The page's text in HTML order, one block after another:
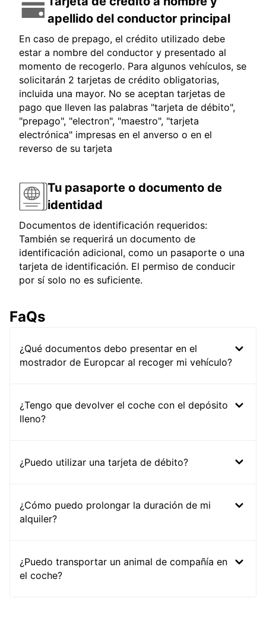
apellido del conductor principal
En caso de prepago, el crédito utilizado debe
estar a nombre del conductor y presentado al
momento de recogerlo. Para algunos vehículos, se
solicitarán 2 tarjetas de crédito obligatorias,
incluida una mayor. No se aceptan tarjetas de
pago que lleven las palabras "tarjeta de débito",
"prepago", "electron", "maestro", "tarjeta
electrónica" impresas en el anverso o en el
reverso de su tarjeta
Tu pasaporte o documento de
identidad
Documentos de identificación requeridos:
También se requerirá un documento de
identificación adicional, como un pasaporte o una
tarjeta de identificación. El permiso de conducir
por sí solo no es suficiente.
FaQs
¿Qué documentos debo presentar en el
mostrador de Europcar al recoger mi vehículo?
¿Tengo que devolver el coche con el depósito
lleno?
¿Puedo utilizar una tarjeta de débito?
¿Cómo puedo prolongar la duración de mi
alquiler?
¿Puedo transportar un animal de compañía en
el coche?